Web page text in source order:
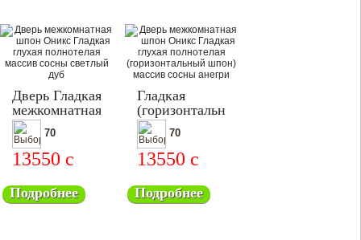
Дверь Гладкая
межкомнатная
70
13550 c
Подробнее
Гладкая
(горизонтальный
шпон)
70
13550 c
Подробнее